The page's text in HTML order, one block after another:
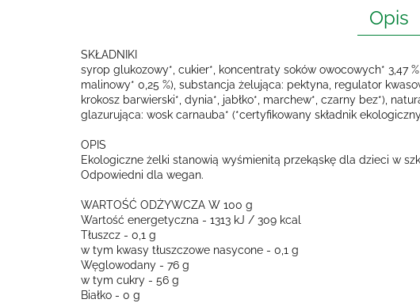
Opis
SKŁADNIKI
syrop glukozowy*, cukier*, koncentraty soków owocowych* 3,47
malinowy* 0,25 %), substancja żelująca: pektyna, regulator
krokosz barwierski*, dynia*, jabłko*, marchew*, czarny bez*),
glazurująca: wosk carnauba* (*certyfikowany składnik
OPIS
Ekologiczne żelki stanowią wyśmienitą przekąskę dla dzieci w
Odpowiedni dla wegan.
WARTOŚĆ ODŻYWCZA W 100 g
Wartość energetyczna - 1313 kJ / 309 kcal
Tłuszcz - 0,1 g
w tym kwasy tłuszczowe nasycone - 0,1 g
Węglowodany - 76 g
w tym cukry - 56 g
Białko - 0 g